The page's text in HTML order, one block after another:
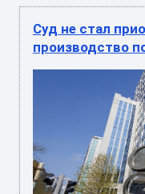
Суд не стал
производство